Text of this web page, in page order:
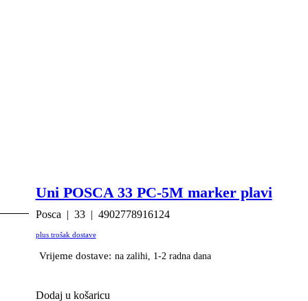
Uni POSCA 33 PC-5M marker plavi
Posca 33 4902778916124
plus trošak dostave
Vrijeme dostave: na zalihi, 1-2 radna dana
Dodaj u košaricu